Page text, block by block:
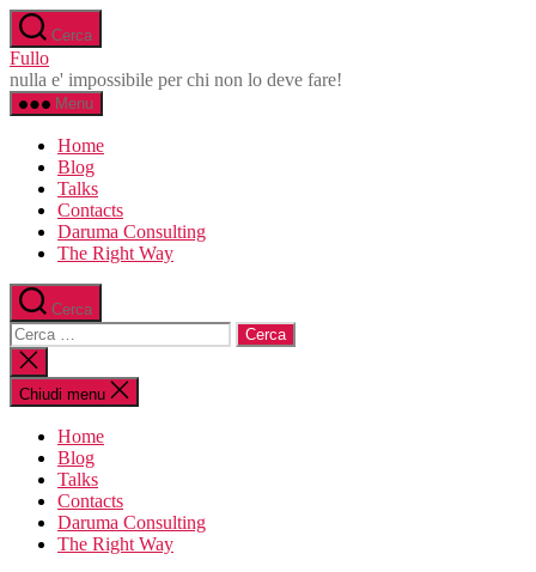
Salta
al
contenuto
Cerca
Fullo
nulla e' impossibile per chi non lo deve fare!
Menu
Home
Blog
Talks
Contacts
Daruma Consulting
The Right Way
Cerca
Cerca:
Chiudi
la
ricerca
Chiudi menu
Home
Blog
Talks
Contacts
Daruma Consulting
The Right Way